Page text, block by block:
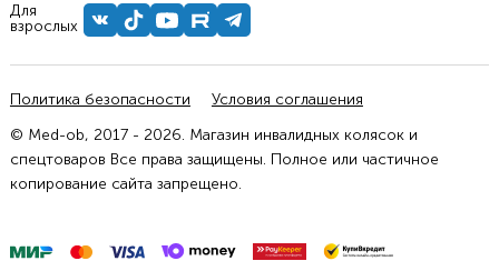
Для
взрослых
Политика безопасности
Условия соглашения
© Med-ob, 2017 - 2026. Магазин инвалидных колясок и
спецтоваров Все права защищены. Полное или частичное
копирование сайта запрещено.